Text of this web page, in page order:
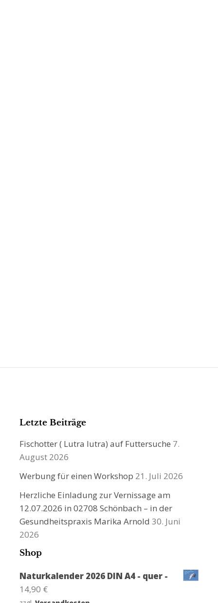
Letzte Beiträge
Fischotter ( Lutra lutra) auf Futtersuche 7.
August 2026
Werbung für einen Workshop 21. Juli 2026
Herzliche Einladung zur Vernissage am
12.07.2026 in 02708 Schönbach – in der
Gesundheitspraxis Marika Arnold 30. Juni
2026
Shop
Naturkalender 2026 DIN A4 - quer -
14,90 €